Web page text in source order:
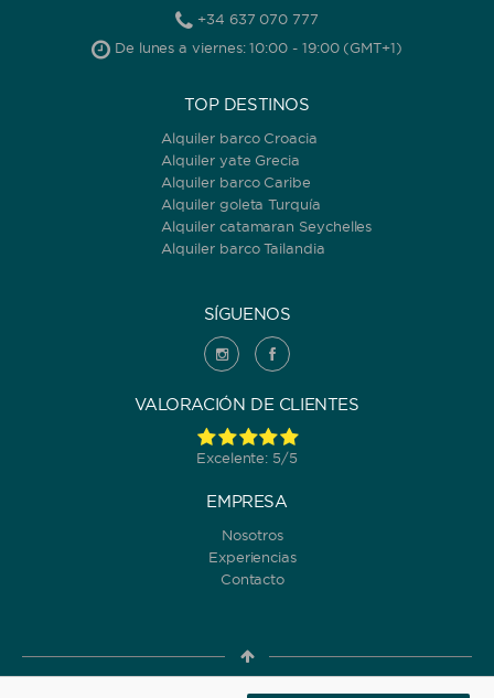
+34 637 070 777
De lunes a viernes: 10:00 - 19:00 (GMT+1)
TOP DESTINOS
Alquiler barco Croacia
Alquiler yate Grecia
Alquiler barco Caribe
Alquiler goleta Turquía
Alquiler catamaran Seychelles
Alquiler barco Tailandia
SÍGUENOS
VALORACIÓN DE CLIENTES
Excelente: 5/5
EMPRESA
Nosotros
Experiencias
Contacto